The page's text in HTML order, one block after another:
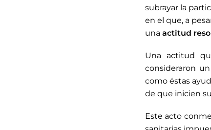
subrayar la
en el que, a
una actitud
Una actitud
consideraron
como éstas
de que inicien
Este acto